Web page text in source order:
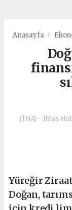
Anasayfa
(İHA) - İhlas
Yüreğir Ziraat
Doğan,